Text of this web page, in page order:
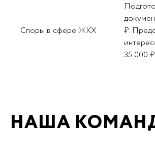
Споры в сфере ЖКХ
₽.
35 000 ₽
НАША